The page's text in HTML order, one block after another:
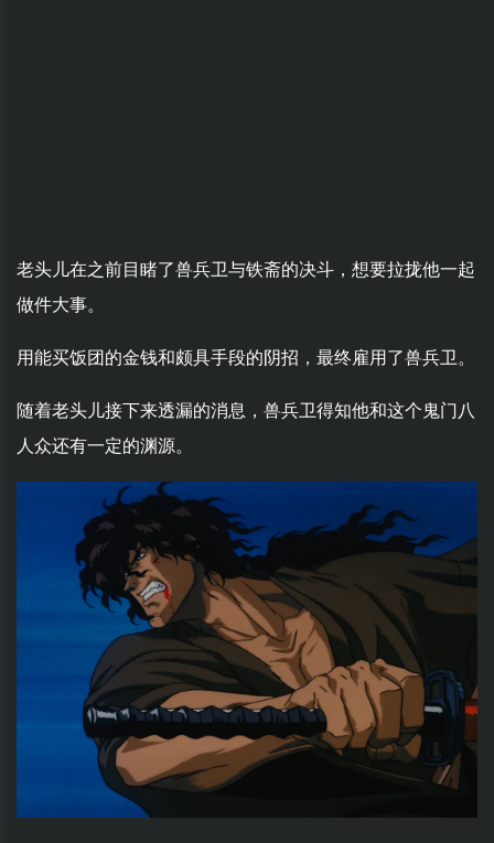
老头儿在之前目睹了兽兵卫与铁斋的决斗，想要拉拢他一起
做件大事。
用能买饭团的金钱和颇具手段的阴招，最终雇用了兽兵卫。
随着老头儿接下来透漏的消息，兽兵卫得知他和这个鬼门八
人众还有一定的渊源。